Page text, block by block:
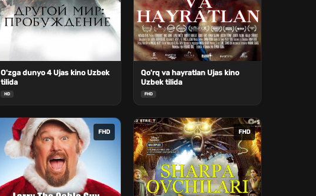
O'zga dunyo 4 Ujas kino Uzbek
tilida
HD
Qo'rq va hayratlan Ujas kino
Uzbek tilida
FHD
FHD FHD